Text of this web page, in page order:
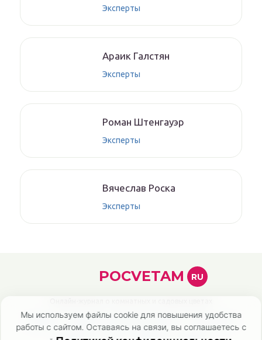
Эксперты
Aрaик Гaлстян
Эксперты
Рoмaн Штенгaуэр
Эксперты
Вячеслaв Рoскa
Эксперты
Мы используем файлы cookie для повышения удобства
работы с сайтом. Оставаясь на связи, вы соглашаетесь с
POCVETAM RU
Политика конфиденциальности Карта сайта
Контакты О нас Эксперты Авторы